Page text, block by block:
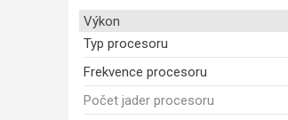
Výkon
Typ procesoru
Frekvence procesoru
Počet jader procesoru